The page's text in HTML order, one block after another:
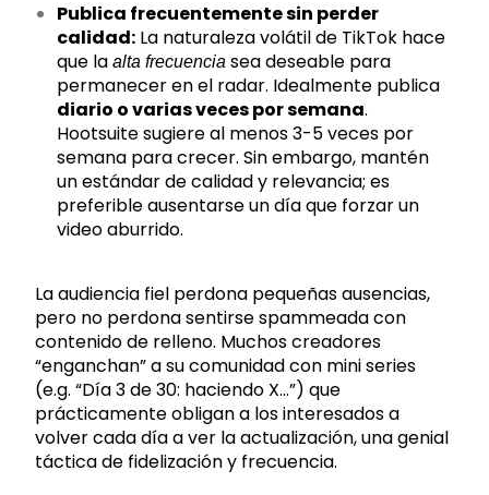
Publica frecuentemente sin perder
calidad: La naturaleza volátil de TikTok hace
que laalta frecuencia sea deseable para
permanecer en el radar. Idealmente publica
diario o varias veces por semana.
Hootsuite sugiere al menos 3-5 veces por
semana para crecer. Sin embargo, mantén
un estándar de calidad y relevancia; es
preferible ausentarse un día que forzar un
video aburrido.
La audiencia fiel perdona pequeñas ausencias,
pero no perdona sentirse spammeada con
contenido de relleno. Muchos creadores
“enganchan” a su comunidad con mini series
(e.g. “Día 3 de 30: haciendo X…”) que
prácticamente obligan a los interesados a
volver cada día a ver la actualización, una genial
táctica de fidelización y frecuencia.